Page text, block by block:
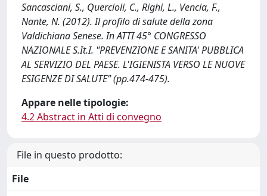
Sancasciani, S., Quercioli, C., Righi, L., Vencia, F.,
Nante, N. (2012). Il profilo di salute della zona
Valdichiana Senese. In ATTI 45° CONGRESSO
NAZIONALE S.It.I. "PREVENZIONE E SANITA' PUBBLICA
AL SERVIZIO DEL PAESE. L'IGIENISTA VERSO LE NUOVE
ESIGENZE DI SALUTE" (pp.474-475).
Appare nelle tipologie:
4.2 Abstract in Atti di convegno
File in questo prodotto:
File